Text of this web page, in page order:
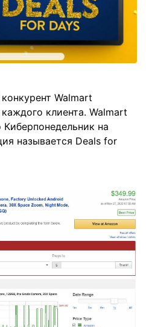
Walmart
клиента. Walmart
на
называется Deals for